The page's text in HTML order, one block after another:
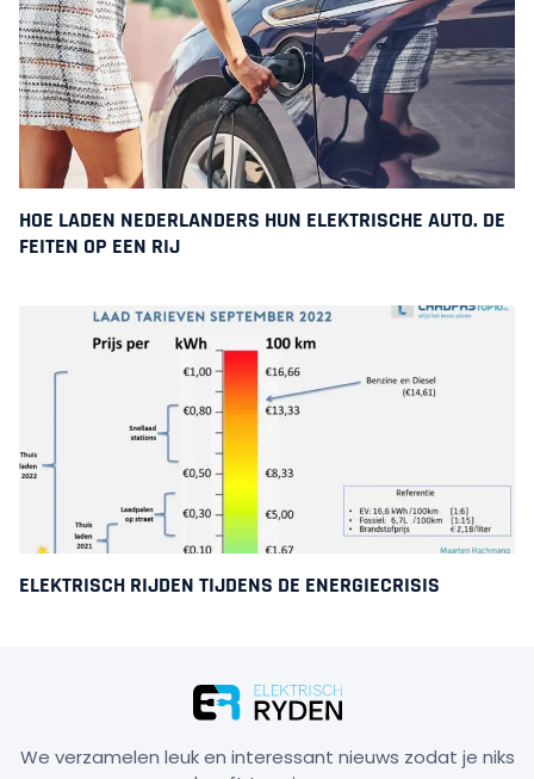
HOE LADEN NEDERLANDERS HUN ELEKTRISCHE AUTO. DE
FEITEN OP EEN RIJ
ELEKTRISCH RIJDEN TIJDENS DE ENERGIECRISIS
We verzamelen leuk en interessant nieuws zodat je niks